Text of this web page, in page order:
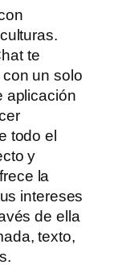
te
un solo
aplicación
todo el
y
la
intereses
de ella
texto,